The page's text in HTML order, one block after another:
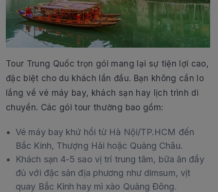
Tour Trung Quốc trọn gói mang lại sự tiện lợi cao,
đặc biệt cho du khách lần đầu. Bạn không cần lo
lắng về vé máy bay, khách sạn hay lịch trình di
chuyển. Các gói tour thường bao gồm:
Vé máy bay khứ hồi từ Hà Nội/TP.HCM đến
Bắc Kinh, Thượng Hải hoặc Quảng Châu.
Khách sạn 4-5 sao vị trí trung tâm, bữa ăn đầy
đủ với đặc sản địa phương như dimsum, vịt
quay Bắc Kinh hay mì xào Quảng Đông.